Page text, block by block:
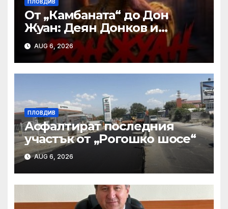
ПЛОВДИВ
От „Камбаната“ до Дон
Жуан: Деян Донков и
Недялко Славов с нов
съвместен проект в
Пловдив
AUG 6, 2026
ПЛОВДИВ
Асфалтират последния
участък от „Рогошко шосе“
AUG 6, 2026